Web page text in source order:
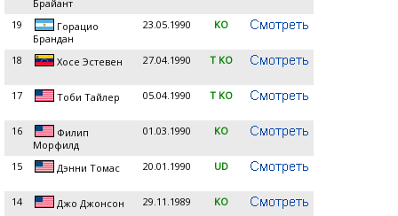
Брайант
19
Горацио
Брандан
23.05.1990 KO
18 Хосе Эстевен 27.04.1990 T KO
17 Тоби Тайлер 05.04.1990 T KO
16
Филип
Морфилд
01.03.1990 KO
15 Дэнни Томас 20.01.1990 UD
14 Джо Джонсон 29.11.1989 KO